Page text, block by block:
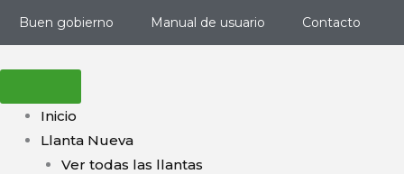
Buen gobierno Manual de usuario Contacto
Inicio
Llanta Nueva
Ver todas las llantas